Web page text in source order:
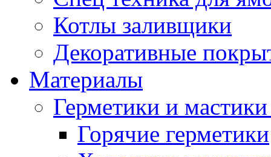
Котлы заливщики
Декоративные
Материалы
Герметики и
Горячие герметики